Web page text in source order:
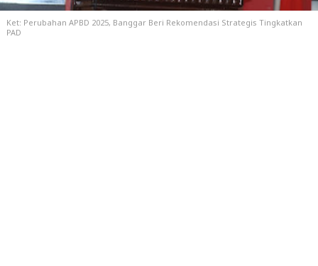
Ket: Perubahan APBD 2025, Banggar Beri Rekomendasi Strategis Tingkatkan
PAD